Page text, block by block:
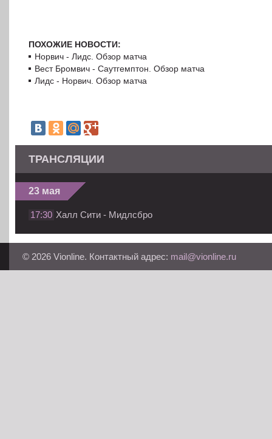
ПОХОЖИЕ НОВОСТИ:
Норвич - Лидс. Обзор матча
Вест Бромвич - Саутгемптон. Обзор матча
Лидс - Норвич. Обзор матча
ТРАНСЛЯЦИИ
23 мая
17:30 Халл Сити - Мидлсбро
© 2026 Vionline. Контактный адрес: mail@vionline.ru